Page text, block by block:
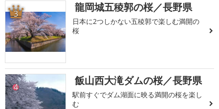
3 龍岡城五稜郭の桜／長野県
日本に2つしかない五稜郭で楽しむ満開の
桜
4 飯山西大滝ダムの桜／長野県
駅前すぐでダム湖面に映る満開の桜を楽し
む